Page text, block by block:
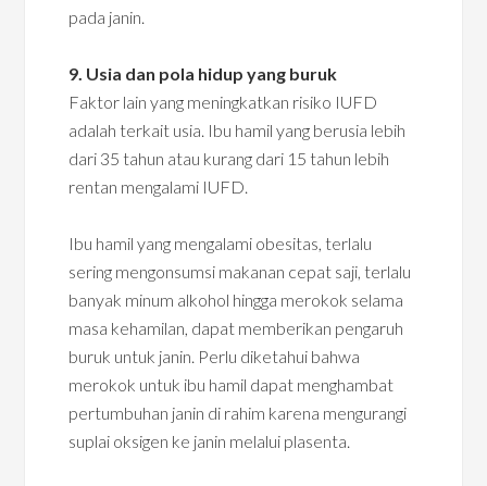
pada janin.
9. Usia dan pola hidup yang buruk
Faktor lain yang meningkatkan risiko IUFD
adalah terkait usia. Ibu hamil yang berusia lebih
dari 35 tahun atau kurang dari 15 tahun lebih
rentan mengalami IUFD.
Ibu hamil yang mengalami obesitas, terlalu
sering mengonsumsi makanan cepat saji, terlalu
banyak minum alkohol hingga merokok selama
masa kehamilan, dapat memberikan pengaruh
buruk untuk janin. Perlu diketahui bahwa
merokok untuk ibu hamil dapat menghambat
pertumbuhan janin di rahim karena mengurangi
suplai oksigen ke janin melalui plasenta.